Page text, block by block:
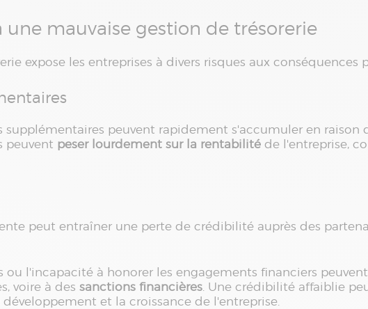
une mauvaise gestion de trésorerie
expose les entreprises à divers risques aux conséquences
supplémentaires peuvent rapidement s'accumuler en
peuvent peser lourdement sur la rentabilité de l'entreprise,
peut entraîner une perte de crédibilité auprès des
ou l'incapacité à honorer les engagements financiers
voire à des sanctions financières. Une crédibilité affaiblie
et la croissance de l'entreprise.